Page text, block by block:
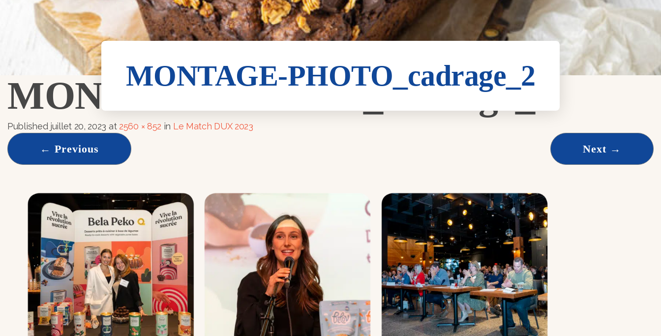
MONTAGE-PHOTO_cadrage_2
MONTAGE-PHOTO_cadrage_2
Published juillet 20, 2023 at 2560 × 852 in Le Match DUX 2023
← Previous Next →